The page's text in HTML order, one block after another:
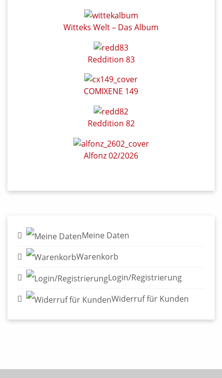
Witteks Welt – Das Album
Reddition 83
COMIXENE 149
Reddition 82
Alfonz 02/2026
Meine Daten
Warenkorb
Login/Registrierung
Widerruf für Kunden